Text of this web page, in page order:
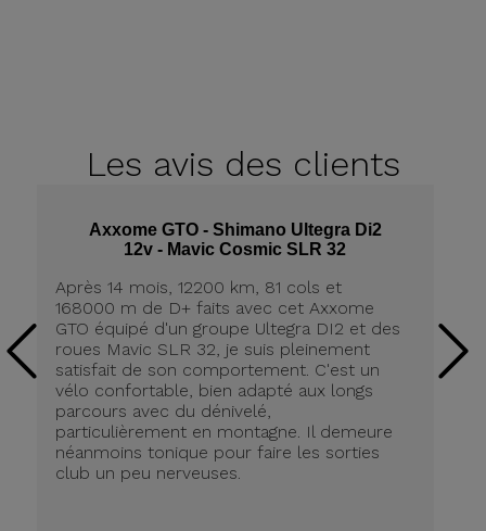
Les avis des clients
Axxome GTO - Shimano Ultegra Di2
12v - Mavic Cosmic SLR 32
Après 14 mois, 12200 km, 81 cols et
168000 m de D+ faits avec cet Axxome
GTO équipé d'un groupe Ultegra DI2 et des
roues Mavic SLR 32, je suis pleinement
satisfait de son comportement. C'est un
vélo confortable, bien adapté aux longs
parcours avec du dénivelé,
particulièrement en montagne. Il demeure
néanmoins tonique pour faire les sorties
club un peu nerveuses.